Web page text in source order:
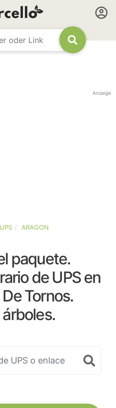
Anzeige
UPS ARAGON
paquete.
de UPS en
Tornos.